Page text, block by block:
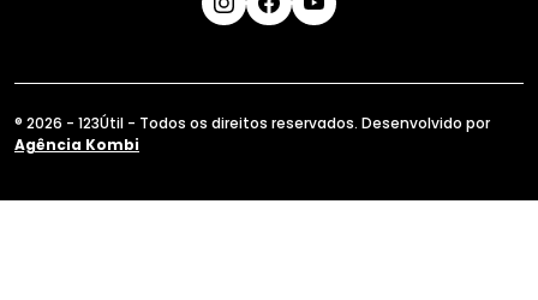
® 2026 - 123Útil - Todos os direitos reservados. Desenvolvido por
Agência Kombi